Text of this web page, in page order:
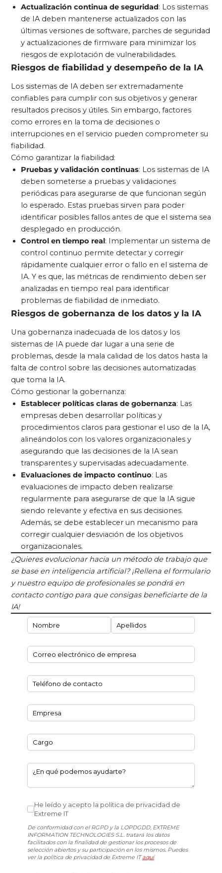
Actualización continua de seguridad: Los sistemas
de IA deben mantenerse actualizados con las
últimas versiones de software, parches de seguridad
y actualizaciones de firmware para minimizar los
riesgos de explotación de vulnerabilidades.
Riesgos de fiabilidad y desempeño de la IA
Los sistemas de IA deben ser extremadamente
confiables para cumplir con sus objetivos y generar
resultados precisos y útiles. Sin embargo, factores
como errores en la toma de decisiones o
interrupciones en el servicio pueden comprometer su
fiabilidad.
Cómo garantizar la fiabilidad:
Pruebas y validación continuas: Los sistemas de IA
deben someterse a pruebas y validaciones
periódicas para asegurarse de que funcionan según
lo esperado. Estas pruebas sirven para poder
identificar posibles fallos antes de que el sistema sea
desplegado en producción.
Control en tiempo real: Implementar un sistema de
control continuo permite detectar y corregir
rápidamente cualquier error o fallo en el sistema de
IA. Y es que, las métricas de rendimiento deben ser
analizadas en tiempo real para identificar
problemas de fiabilidad de inmediato.
Riesgos de gobernanza de los datos y la IA
Una gobernanza inadecuada de los datos y los
sistemas de IA puede dar lugar a una serie de
problemas, desde la mala calidad de los datos hasta la
falta de control sobre las decisiones automatizadas
que toma la IA.
Cómo gestionar la gobernanza:
Establecer políticas claras de gobernanza: Las
empresas deben desarrollar políticas y
procedimientos claros para gestionar el uso de la IA,
alineándolos con los valores organizacionales y
asegurando que las decisiones de la IA sean
transparentes y supervisadas adecuadamente.
Evaluaciones de impacto continuo: Las
evaluaciones de impacto deben realizarse
regularmente para asegurarse de que la IA sigue
siendo relevante y efectiva en sus decisiones.
Además, se debe establecer un mecanismo para
corregir cualquier desviación de los objetivos
organizacionales.
¿Quieres evolucionar hacia un método de trabajo que
se base en inteligencia artificial? ¡Rellena el formulario
y nuestro equipo de profesionales se pondrá en
contacto contigo para que consigas beneficiarte de la
IA!
Nombre y Apellidos
(necesario)
Correo electrónico de empresa
Teléfono de contacto
Empresa
Cargo
¿En qué podemos ayudarte?
He leído y acepto la política de privacidad de Extreme
He leído y acepto la política de privacidad de
Extreme IT
De conformidad con el RGPD y la LOPDGDD, EXTREME
INFORMATION TECHNOLOGIES S.L. tratará los datos
facilitados con la finalidad de gestionar los procesos de
selección abiertos y su participación en los mismos. Puedes
ver la política de privacidad de Extreme ITaquí